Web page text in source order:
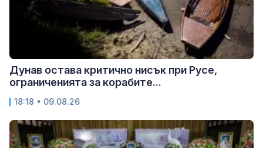
Дунав остава критично нисък при Русе,
ограниченията за корабите...
18:18 • 09.08.26